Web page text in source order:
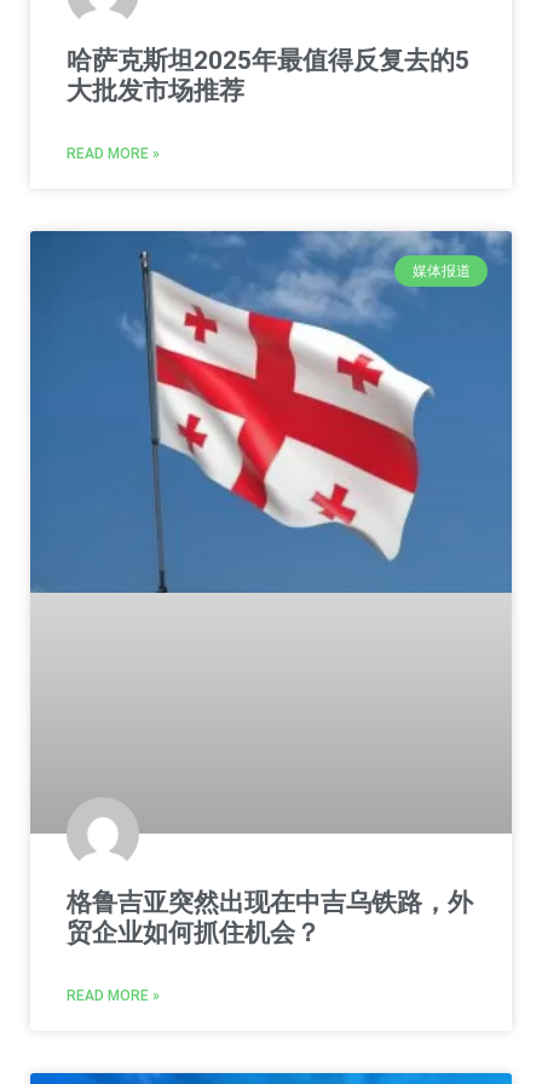
哈萨克斯坦2025年最值得反复去的5
大批发市场推荐
READ MORE »
媒体报道
格鲁吉亚突然出现在中吉乌铁路，外
贸企业如何抓住机会？
READ MORE »